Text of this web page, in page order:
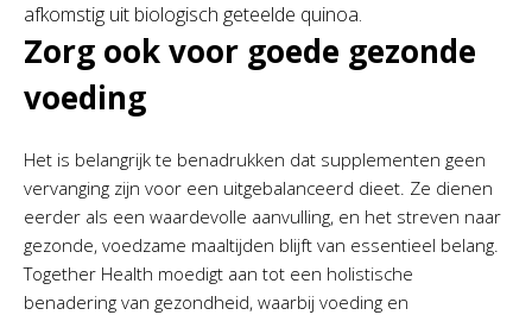
afkomstig uit biologisch geteelde quinoa.
Zorg ook voor goede gezonde
voeding
Het is belangrijk te benadrukken dat supplementen geen
vervanging zijn voor een uitgebalanceerd dieet. Ze dienen
eerder als een waardevolle aanvulling, en het streven naar
gezonde, voedzame maaltijden blijft van essentieel belang.
Together Health moedigt aan tot een holistische
benadering van gezondheid, waarbij voeding en